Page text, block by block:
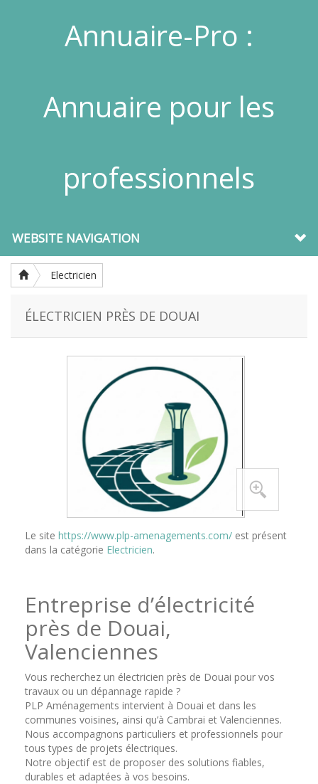
Annuaire-Pro :
Annuaire pour les
professionnels
WEBSITE NAVIGATION
Electricien
ÉLECTRICIEN PRÈS DE DOUAI
Le site https://www.plp-amenagements.com/ est présent
dans la catégorie Electricien.
Entreprise d’électricité
près de Douai,
Valenciennes
Vous recherchez un électricien près de Douai pour vos
travaux ou un dépannage rapide ?
PLP Aménagements intervient à Douai et dans les
communes voisines, ainsi qu’à Cambrai et Valenciennes.
Nous accompagnons particuliers et professionnels pour
tous types de projets électriques.
Notre objectif est de proposer des solutions fiables,
durables et adaptées à vos besoins.